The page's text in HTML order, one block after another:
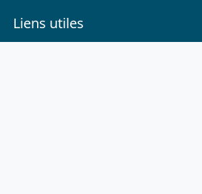
Liens utiles
Cotation des circuits